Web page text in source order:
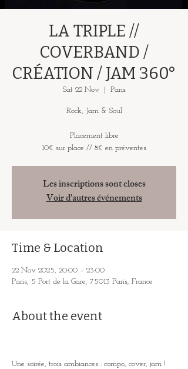
LA TRIPLE //
COVERBAND /
CRÉATION / JAM 360°
Sat 22 Nov
  |
Paris
Rock, Jam & Soul
Placement libre
10€ sur place // 8€ en préventes
Les inscriptions sont closes
Voir d'autres événements
Time & Location
22 Nov 2025, 20:00 – 23:00
Paris, 5 Port de la Gare, 75013 Paris, France
About the event
Une soirée, trois ambiances : compo, cover, jam !